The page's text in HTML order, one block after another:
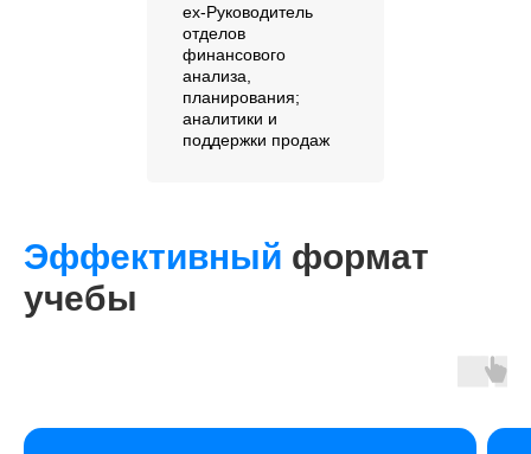
ex-Руководитель
отделов
финансового
анализа,
планирования;
аналитики и
поддержки продаж
Эффективный формат
учебы